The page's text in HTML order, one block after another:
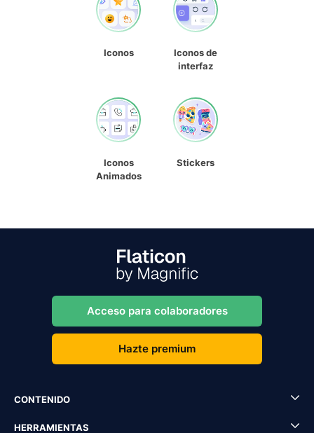
Iconos
Iconos de
interfaz
Iconos
Animados
Stickers
Acceso para colaboradores
Hazte premium
CONTENIDO
HERRAMIENTAS